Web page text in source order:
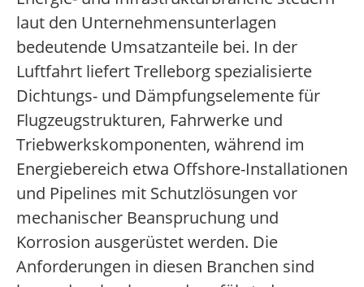
laut den Unternehmensunterlagen
bedeutende Umsatzanteile bei. In der
Luftfahrt liefert Trelleborg spezialisierte
Dichtungs- und Dämpfungselemente für
Flugzeugstrukturen, Fahrwerke und
Triebwerkskomponenten, während im
Energiebereich etwa Offshore-Installationen
und Pipelines mit Schutzlösungen vor
mechanischer Beanspruchung und
Korrosion ausgerüstet werden. Die
Anforderungen in diesen Branchen sind